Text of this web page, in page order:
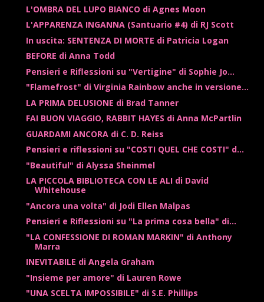
L'OMBRA DEL LUPO BIANCO di Agnes Moon
L'APPARENZA INGANNA (Santuario #4) di RJ Scott
In uscita: SENTENZA DI MORTE di Patricia Logan
BEFORE di Anna Todd
Pensieri e Riflessioni su "Vertigine" di Sophie Jo...
"Flamefrost" di Virginia Rainbow anche in versione...
LA PRIMA DELUSIONE di Brad Tanner
FAI BUON VIAGGIO, RABBIT HAYES di Anna McPartlin
GUARDAMI ANCORA di C. D. Reiss
Pensieri e riflessioni su "COSTI QUEL CHE COSTI" d...
"Beautiful" di Alyssa Sheinmel
LA PICCOLA BIBLIOTECA CON LE ALI di David
Whitehouse
"Ancora una volta" di Jodi Ellen Malpas
Pensieri e Riflessioni su "La prima cosa bella" di...
"LA CONFESSIONE DI ROMAN MARKIN" di Anthony
Marra
INEVITABILE di Angela Graham
"Insieme per amore" di Lauren Rowe
"UNA SCELTA IMPOSSIBILE" di S.E. Phillips